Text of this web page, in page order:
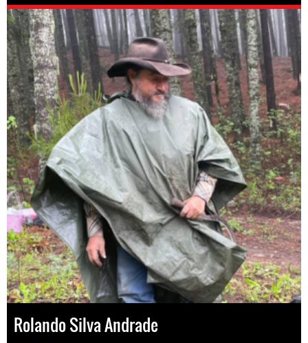
Rolando Silva Andrade